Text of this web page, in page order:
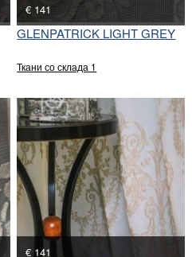
€ 141
GLENPATRICK LIGHT GREY
Ткани со склада 1
€ 141